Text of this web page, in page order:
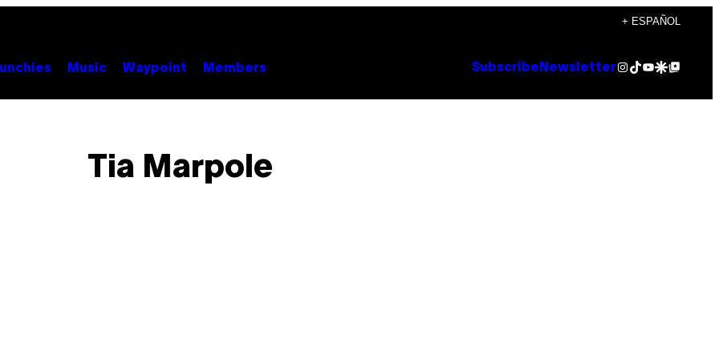
+ ESPAÑOL
Music Waypoint Members Subscribe NewsletterInstagram
TikTok
YouTube
Google Discover
Google Top Posts
Tia Marpole